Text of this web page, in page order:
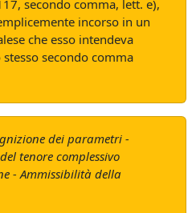
secondo comma, lett. e),
incorso in un
che esso intendeva
secondo comma
dei parametri -
tenore complessivo
- Ammissibilità della